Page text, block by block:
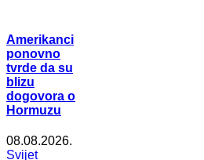
Amerikanci
ponovno
tvrde da su
blizu
dogovora o
Hormuzu
08.08.2026.
Svijet